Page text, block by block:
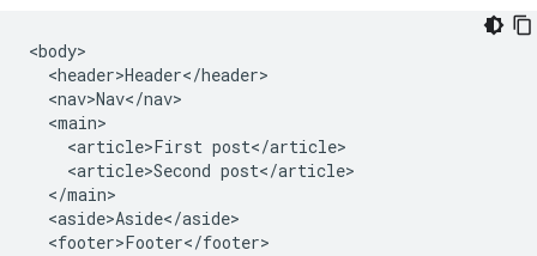
<body>
  <header>Header</header>
  <nav>Nav</nav>
  <main>
    <article>First post</article>
    <article>Second post</article>
  </main>
  <aside>Aside</aside>
  <footer>Footer</footer>